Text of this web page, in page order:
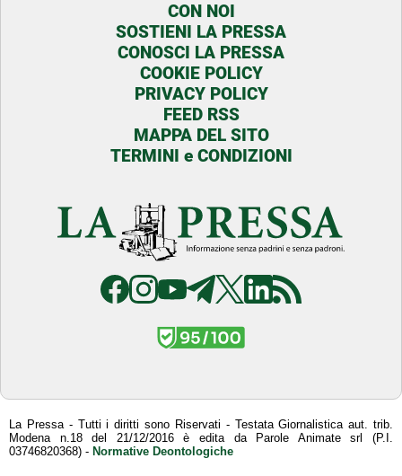
CON NOI
SOSTIENI LA PRESSA
CONOSCI LA PRESSA
COOKIE POLICY
PRIVACY POLICY
FEED RSS
MAPPA DEL SITO
TERMINI e CONDIZIONI
La Pressa - Tutti i diritti sono Riservati - Testata Giornalistica aut. trib.
Modena n.18 del 21/12/2016 è edita da Parole Animate srl (P.I.
03746820368) - Normative Deontologiche